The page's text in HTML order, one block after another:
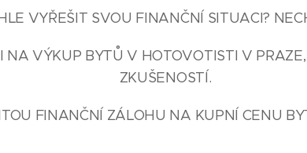
VYŘEŠIT SVOU FINANČNÍ SITUACI?
NA VÝKUP BYTŮ V HOTOVOTISTI V
ZKUŠENOSTÍ.
FINANČNÍ ZÁLOHU NA KUPNÍ CENU